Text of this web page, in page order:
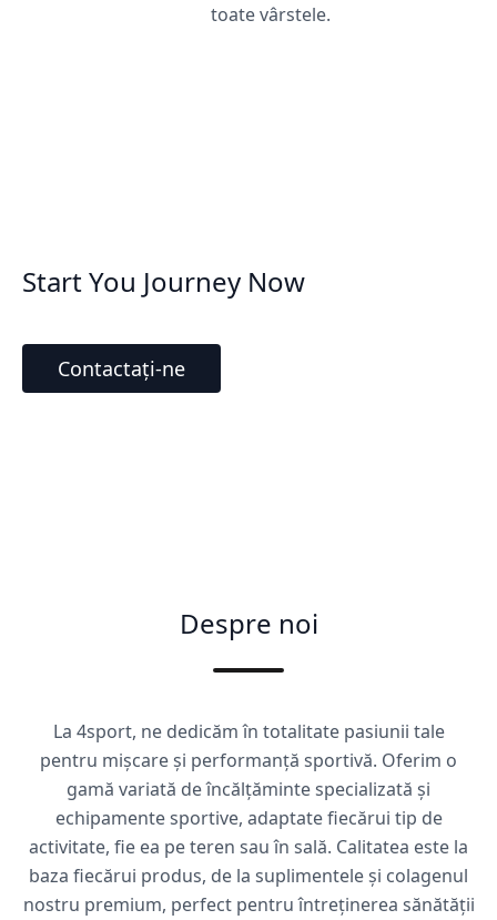
toate vârstele.
Start You Journey Now
Contactați-ne
Despre noi
La 4sport, ne dedicăm în totalitate pasiunii tale
pentru mișcare și performanță sportivă. Oferim o
gamă variată de încălțăminte specializată și
echipamente sportive, adaptate fiecărui tip de
activitate, fie ea pe teren sau în sală. Calitatea este la
baza fiecărui produs, de la suplimentele și colagenul
nostru premium, perfect pentru întreținerea sănătății